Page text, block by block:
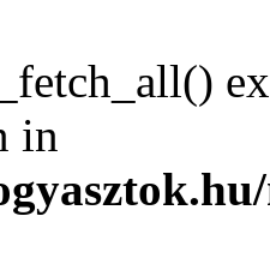
in